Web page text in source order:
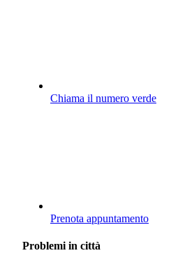
Chiama il numero verde
Prenota appuntamento
Problemi in città